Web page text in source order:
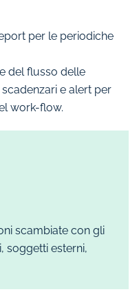
per le periodiche
del flusso delle
e alert per
work-flow.
scambiate con gli
soggetti esterni,